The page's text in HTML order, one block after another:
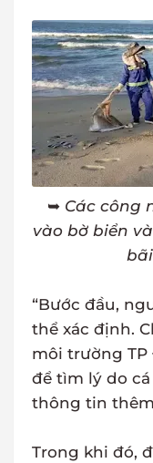
➥ Các công
vào bờ biển
“Bước đầu,
thể xác định.
môi trường TP
để tìm lý do
thông tin
Trong khi đó,